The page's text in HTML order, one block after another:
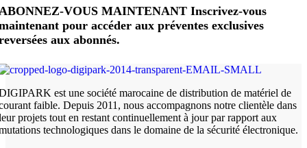
VOUS MAINTENANT Inscrivez-vous
pour accéder aux préventes exclusives
aux abonnés.
est une société marocaine de distribution de matériel de
faible. Depuis 2011, nous accompagnons notre clientèle dans
projets tout en restant continuellement à jour par rapport aux
technologiques dans le domaine de la sécurité électronique.